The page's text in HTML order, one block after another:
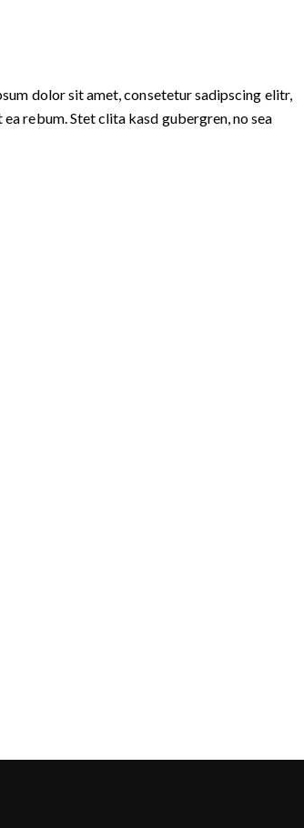
dolor sit amet, consetetur sadipscing elitr,
rebum. Stet clita kasd gubergren, no sea